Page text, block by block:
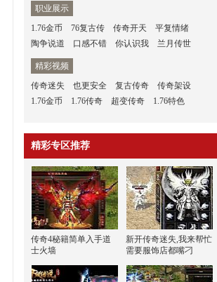
职业展示
1.76金币
76复古传 传奇开天
平复情绪
陶争说道
口感不错 你认识我 兰月传世
精彩视频
传奇迷失
也更安全 复古传奇
传奇架设
1.76金币
1.76传奇 超变传奇 1.76特色
精彩专区推荐
传奇4秘籍简单入手道
士火墙
新开传奇迷失,我来帮忙
需要服饰店都嘴刁